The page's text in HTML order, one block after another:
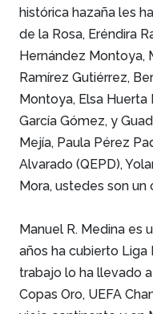
histórica hazaña les
de la Rosa, Eréndira
Hernández Montoya,
Ramírez Gutiérrez,
Montoya, Elsa Huerta
García Gómez, y
Mejía, Paula Pérez
Alvarado (QEPD),
Mora, ustedes son
Manuel R. Medina es
años ha cubierto Liga
trabajo lo ha llevado
Copas Oro, UEFA